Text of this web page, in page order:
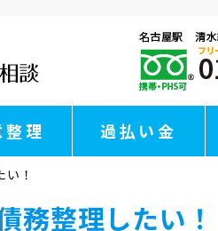
理 過払い金
！
務整理したい！